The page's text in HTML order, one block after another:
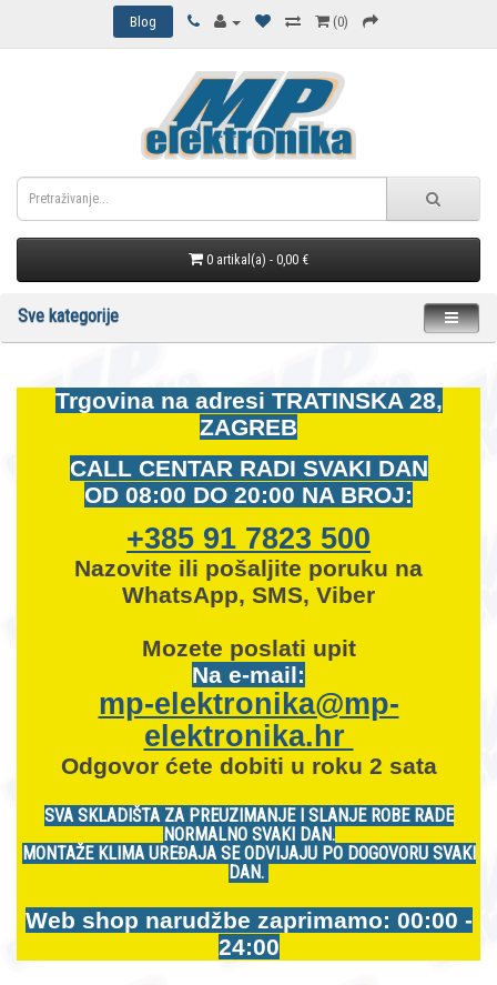
Blog (0)
0 artikal(a) - 0,00 €
Sve kategorije
Trgovina na adresi TRATINSKA 28,
ZAGREB
CALL CENTAR RADI SVAKI DAN
OD 08:00 DO 20:00 NA BROJ:
+385 91 7823 500
Nazovite ili pošaljite poruku na
WhatsApp, SMS, Viber
Mozete poslati upit
Na e-mail:
mp-elektronika@mp-
elektronika.hr
Odgovor ćete dobiti u roku 2 sata
SVA SKLADIŠTA ZA PREUZIMANJE I SLANJE ROBE RADE
NORMALNO SVAKI DAN.
MONTAŽE KLIMA UREĐAJA SE ODVIJAJU PO DOGOVORU SVAKI
DAN.
Web shop narudžbe zaprimamo: 00:00 -
24:00